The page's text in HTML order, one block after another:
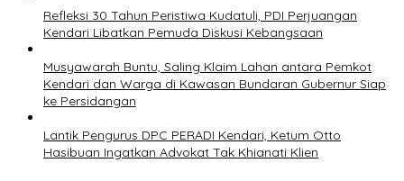
Refleksi 30 Tahun Peristiwa Kudatuli, PDI Perjuangan
Kendari Libatkan Pemuda Diskusi Kebangsaan
Musyawarah Buntu, Saling Klaim Lahan antara Pemkot
Kendari dan Warga di Kawasan Bundaran Gubernur Siap
ke Persidangan
Lantik Pengurus DPC PERADI Kendari, Ketum Otto
Hasibuan Ingatkan Advokat Tak Khianati Klien